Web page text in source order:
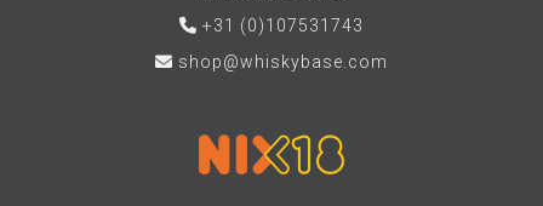
+31 (0)107531743
shop@whiskybase.com